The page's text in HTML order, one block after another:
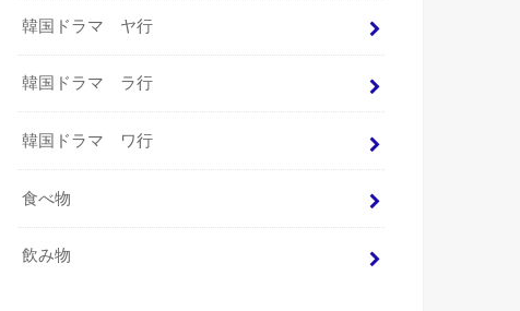
韓国ドラマ ヤ行
韓国ドラマ ラ行
韓国ドラマ ワ行
食べ物
飲み物